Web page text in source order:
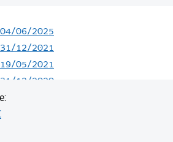
06/2025
12/2021
05/2021
12/2020
07/2020
06/2020